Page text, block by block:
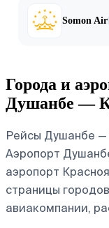
Somon Air
Города и
Душанбе —
Рейсы Душанбе —
Аэропорт
аэропорт
страницы
авиакомпании,